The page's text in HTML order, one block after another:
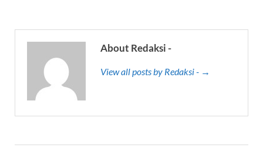
About Redaksi -
View all posts by Redaksi - →